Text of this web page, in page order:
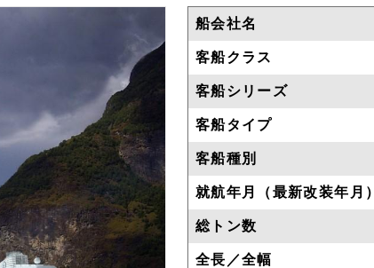
船会社名
客船クラス
客船シリーズ
客船タイプ
客船種別
就航年月（最新改装年月）
総トン数
全長／全幅